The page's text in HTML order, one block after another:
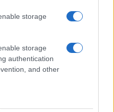
storage
storage
authentication
and other
competenze digitali,